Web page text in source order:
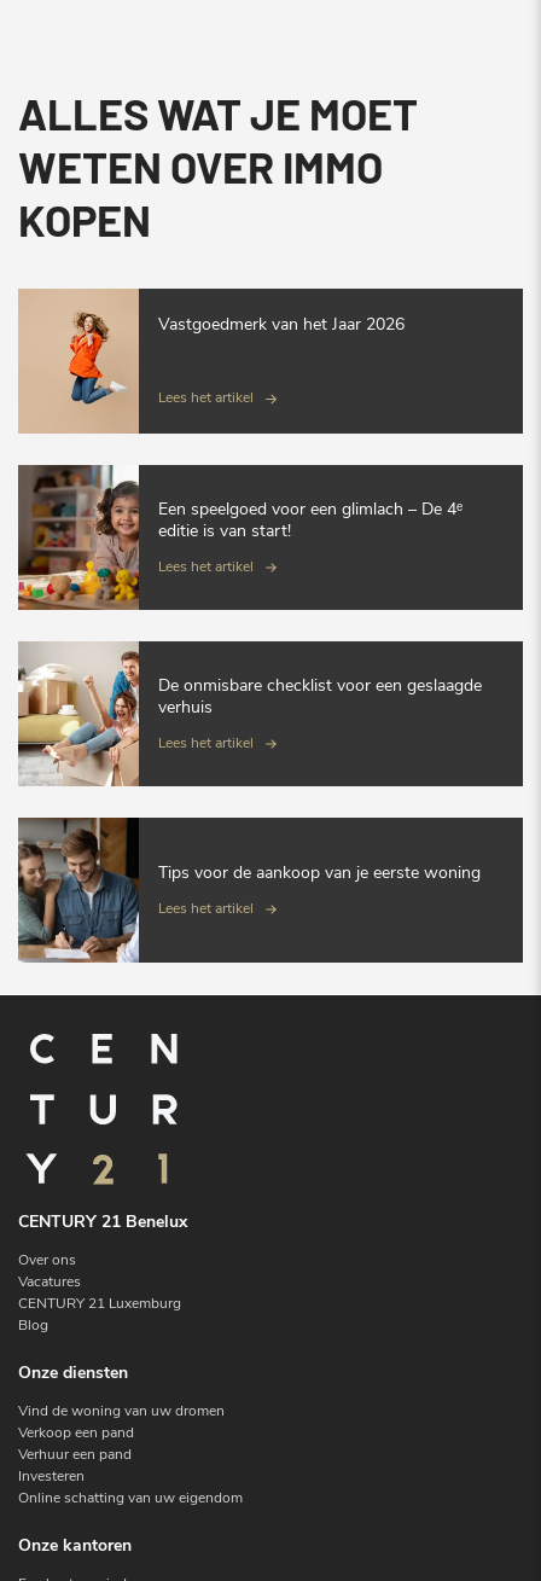
ALLES WAT JE MOET
WETEN OVER IMMO
KOPEN
Vastgoedmerk van het Jaar 2026
Lees het artikel
Een speelgoed voor een glimlach – De 4ᵉ
editie is van start!
Lees het artikel
De onmisbare checklist voor een geslaagde
verhuis
Lees het artikel
Tips voor de aankoop van je eerste woning
Lees het artikel
CENTURY 21 Benelux
Over ons
Vacatures
CENTURY 21 Luxemburg
Blog
Onze diensten
Vind de woning van uw dromen
Verkoop een pand
Verhuur een pand
Investeren
Online schatting van uw eigendom
Onze kantoren